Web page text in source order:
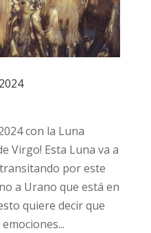
con la Luna
Virgo! Esta Luna va a
por este
a Urano que está en
quiere decir que